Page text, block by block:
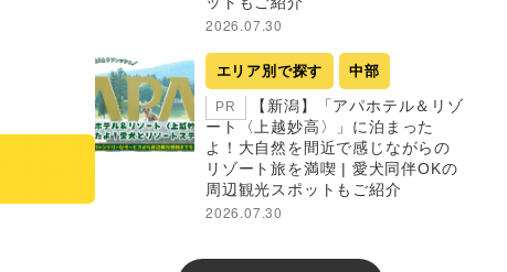
2026.07.30
エリア別で探す 中部
PR
【新潟】「アパホテル＆リゾ
ート〈上越妙高〉」に泊まった
よ！大自然を間近で感じながらの
リゾート旅を満喫 | 愛犬同伴OKの
周辺観光スポットもご紹介
2026.07.30